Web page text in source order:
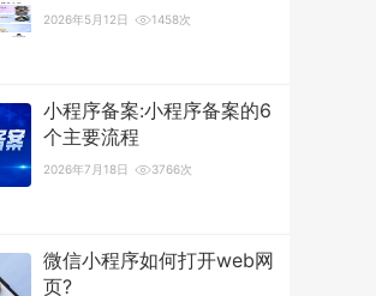
2026年5月12日 1458次
小程序备案:小程序备案的6
个主要流程
2026年7月18日 3766次
微信小程序如何打开web网
页?